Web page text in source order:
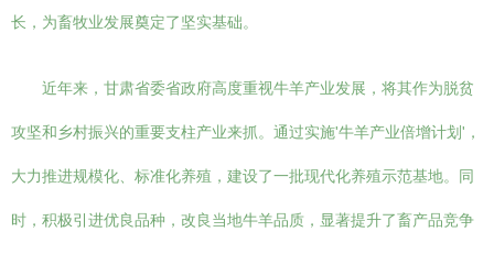
长，为畜牧业发展奠定了坚实基础。
近年来，甘肃省委省政府高度重视牛羊产业发展，将其作为脱贫
攻坚和乡村振兴的重要支柱产业来抓。通过实施'牛羊产业倍增计划'，
大力推进规模化、标准化养殖，建设了一批现代化养殖示范基地。同
时，积极引进优良品种，改良当地牛羊品质，显著提升了畜产品竞争